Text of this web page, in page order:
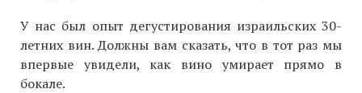
У нас был опыт дегустирования израильских 30-
летних вин. Должны вам сказать, что в тот раз мы
впервые увидели, как вино умирает прямо в
бокале.